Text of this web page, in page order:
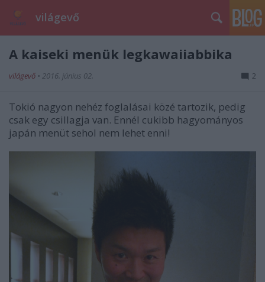
világevő
A kaiseki menük legkawaiiabbika
világevő • 2016. június 02. 2
Tokió nagyon nehéz foglalásai közé tartozik, pedig
csak egy csillagja van. Ennél cukibb hagyományos
japán menüt sehol nem lehet enni!